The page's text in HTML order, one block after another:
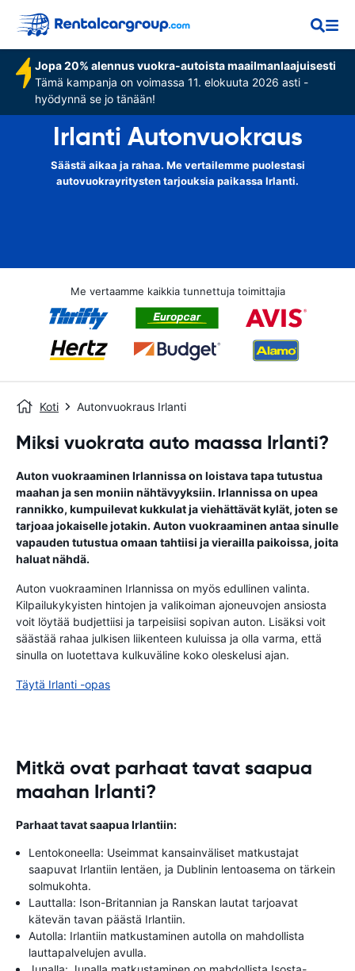
Jopa 20% alennus vuokra-autoista maailmanlaajuisesti
Tämä kampanja on voimassa 11. elokuuta 2026 asti -
hyödynnä se jo tänään!
Irlanti Autonvuokraus
Säästä aikaa ja rahaa. Me vertailemme puolestasi
autovuokrayritysten tarjouksia paikassa Irlanti.
Me vertaamme kaikkia tunnettuja toimittajia
Koti Autonvuokraus Irlanti
Miksi vuokrata auto maassa Irlanti?
Auton vuokraaminen Irlannissa on loistava tapa tutustua
maahan ja sen moniin nähtävyyksiin. Irlannissa on upea
rannikko, kumpuilevat kukkulat ja viehättävät kylät, joten se
tarjoaa jokaiselle jotakin. Auton vuokraaminen antaa sinulle
vapauden tutustua omaan tahtiisi ja vierailla paikoissa, joita
haluat nähdä.
Auton vuokraaminen Irlannissa on myös edullinen valinta.
Kilpailukykyisten hintojen ja valikoiman ajoneuvojen ansiosta
voit löytää budjettiisi ja tarpeisiisi sopivan auton. Lisäksi voit
säästää rahaa julkisen liikenteen kuluissa ja olla varma, että
sinulla on luotettava kulkuväline koko oleskelusi ajan.
Täytä Irlanti -opas
Mitkä ovat parhaat tavat saapua
maahan Irlanti?
Parhaat tavat saapua Irlantiin:
Lentokoneella: Useimmat kansainväliset matkustajat
saapuvat Irlantiin lentäen, ja Dublinin lentoasema on tärkein
solmukohta.
Lauttalla: Ison-Britannian ja Ranskan lautat tarjoavat
kätevän tavan päästä Irlantiin.
Autolla: Irlantiin matkustaminen autolla on mahdollista
lauttapalvelujen avulla.